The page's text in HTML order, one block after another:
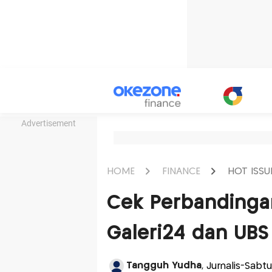
Advertisement
HOME FINANCE HOT
Cek
Galeri24 dan
Tangguh Yudha, Jurnalis-